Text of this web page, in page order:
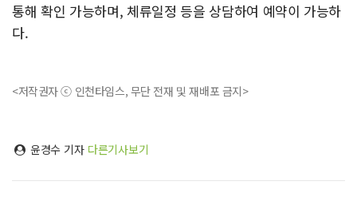
통해 확인 가능하며, 체류일정 등을 상담하여 예약이 가능하
다.
<저작권자 ⓒ 인천타임스, 무단 전재 및 재배포 금지>
윤경수 기자 다른기사보기